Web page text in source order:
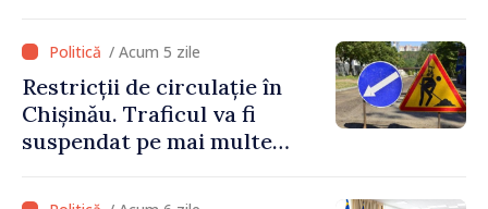
/ Acum 5 zile
Restricții de circulație în
Chișinău. Traficul va fi
suspendat pe mai multe